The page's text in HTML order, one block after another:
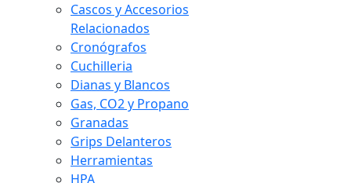
Cascos y Accesorios
Relacionados
Cronógrafos
Cuchilleria
Dianas y Blancos
Gas, CO2 y Propano
Granadas
Grips Delanteros
Herramientas
HPA